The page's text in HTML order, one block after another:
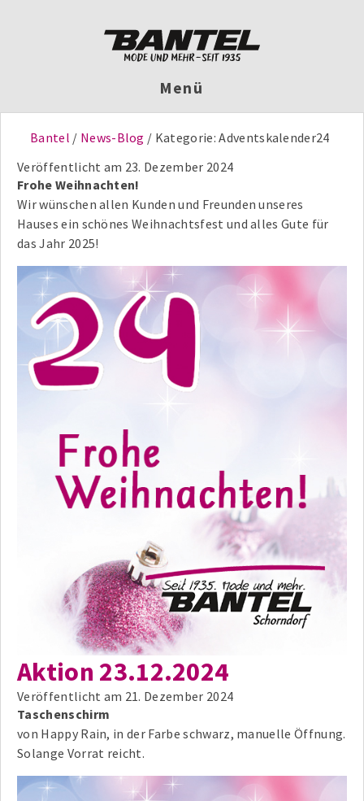
Menü
Bantel News-Blog Kategorie:Adventskalender24
Veröffentlicht am 23. Dezember 2024
Frohe Weihnachten!
Wir wünschen allen Kunden und Freunden unseres
Hauses ein schönes Weihnachtsfest und alles Gute für
das Jahr 2025!
Aktion 23.12.2024
Veröffentlicht am 21. Dezember 2024
Taschenschirm
von Happy Rain, in der Farbe schwarz, manuelle Öffnung.
Solange Vorrat reicht.